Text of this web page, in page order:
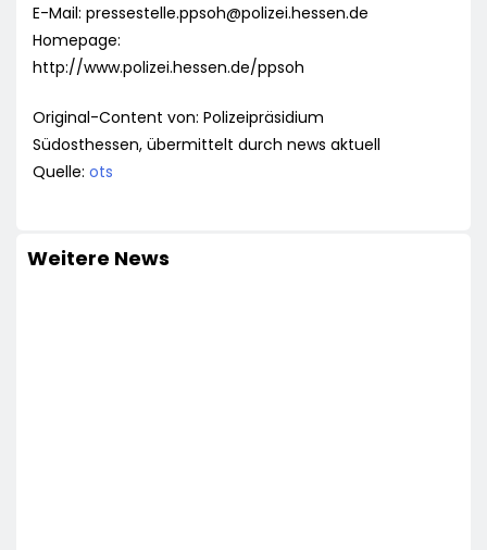
E-Mail: pressestelle.ppsoh@polizei.hessen.de
Homepage:
http://www.polizei.hessen.de/ppsoh
Original-Content von: Polizeipräsidium
Südosthessen, übermittelt durch news aktuell
Quelle: ots
Weitere News